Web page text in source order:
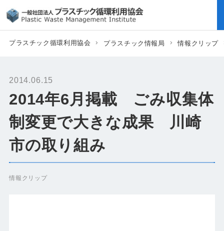
プラスチック循環利用協会 プラスチック情報局 情報クリップ
2014.06.15
2014年6月掲載 ごみ収集体
制変更で大きな成果 川崎
市の取り組み
情報クリップ